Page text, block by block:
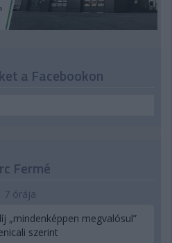
a Facebookon
Fermé
7 órája
„mindenképpen megvalósul”
szerint